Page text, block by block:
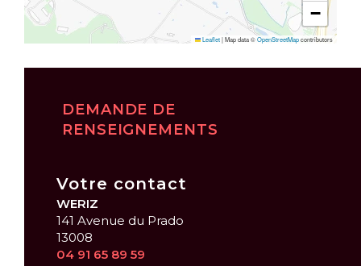
−
Leaflet|Map data ©OpenStreetMapcontributors
DEMANDE DE
RENSEIGNEMENTS
Votre contact
WERIZ
141 Avenue du Prado
13008
04 91 65 89 59